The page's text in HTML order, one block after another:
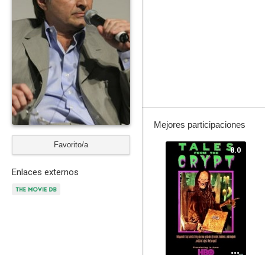
Favorito/a
Enlaces externos
Mejores participaciones
8.0